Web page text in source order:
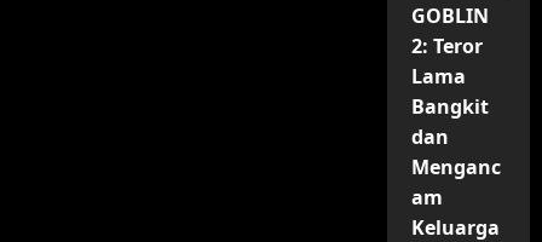
GOBLIN
2: Teror
Lama
Bangkit
dan
Menganc
am
Keluarga